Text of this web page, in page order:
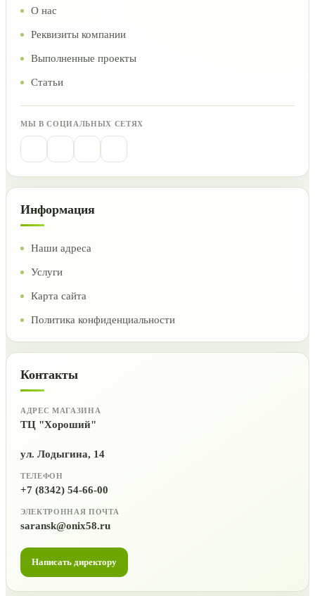
О нас
Реквизиты компании
Выполненные проекты
Статьи
МЫ В СОЦИАЛЬНЫХ СЕТЯХ
Информация
Наши адреса
Услуги
Карта сайта
Политика конфиденциальности
Контакты
АДРЕС МАГАЗИНА
ТЦ "Хороший"
ул. Лодыгина, 14
ТЕЛЕФОН
+7 (8342) 54-66-00
ЭЛЕКТРОННАЯ ПОЧТА
saransk@onix58.ru
Написать директору